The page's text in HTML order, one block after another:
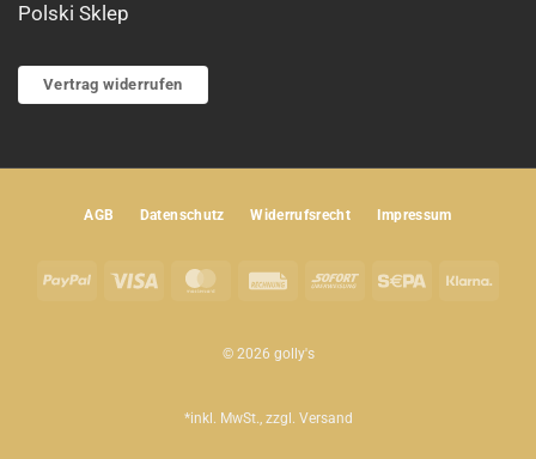
Polski Sklep
Vertrag widerrufen
AGB Datenschutz Widerrufsrecht Impressum
PayPal Visa MasterCardRechungSofort Sepa
© 2026 golly's
*inkl. MwSt., zzgl. Versand